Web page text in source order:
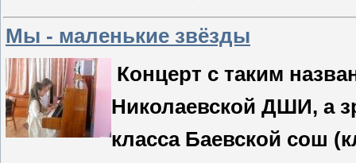
Мы - маленькие звёзды
Концерт с таким
Николаевской ДШИ, а
класса Баевской сош